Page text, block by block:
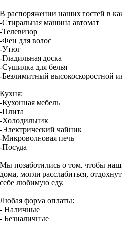
В распоряжении наших гостей в
-Стиральная машина автомат
-Телевизор
-Фен для волос
-Утюг
-Гладильная доска
-Сушилка для белья
-Безлимитный высокоскоростной
Кухня:
-Кухонная мебель
-Плита
-Холодильник
-Электрический чайник
-Микроволновая печь
-Посуда
Мы позаботились о том, чтобы
дома, могли расслабиться,
себе любимую еду.
Любая форма оплаты:
- Наличные
- Безналичные